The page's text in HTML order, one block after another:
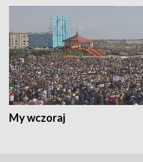
My wczoraj